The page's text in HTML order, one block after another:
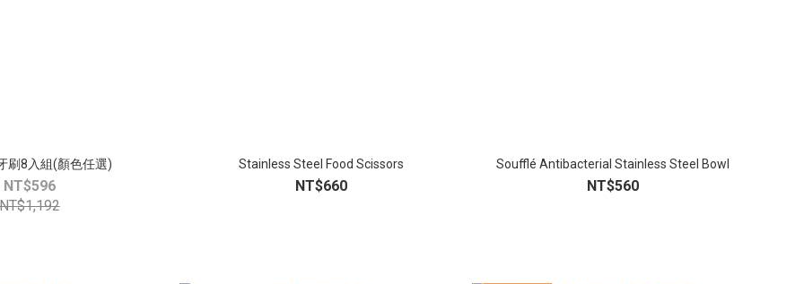
刷8入組(顏色任選)
NT$596
Stainless Steel Food Scissors
NT$660
Soufflé Antibacterial Stainless Steel Bowl
NT$560